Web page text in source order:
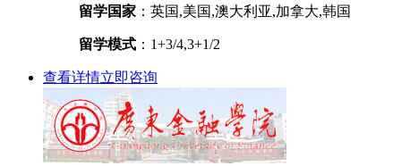
留学国家 ：英国,美国,澳大利亚,加拿大,韩国
留学模式 ：1+3/4,3+1/2
查看详情立即咨询